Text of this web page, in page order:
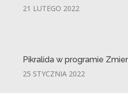
21 LUTEGO 2022
Pikralida w programie
25 STYCZNIA 2022